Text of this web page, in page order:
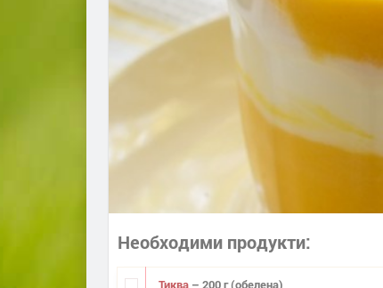
Необходими продукти
Тиква – 200 г (обелена)